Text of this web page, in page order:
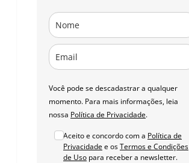
Você pode se descadastrar a qualquer
momento. Para mais informações, leia
nossa Política de Privacidade.
Aceito e concordo com a Política de
Privacidadee osTermos e Condições
de Uso para receber a newsletter.